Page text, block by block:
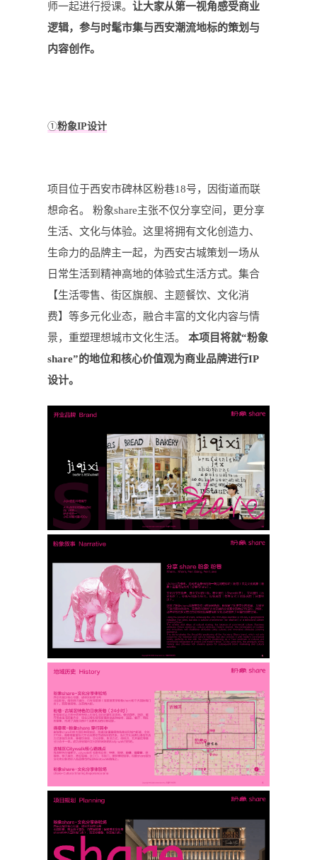
师一起进行授课。让大家从第一视角感受商业
逻辑，参与时髦市集与西安潮流地标的策划与
内容创作。
①粉象IP设计
项目位于西安市碑林区粉巷18号，因街道而联
想命名。 粉象share主张不仅分享空间，更分享
生活、文化与体验。这里将拥有文化创造力、
生命力的品牌主一起，为西安古城策划一场从
日常生活到精神高地的体验式生活方式。集合
【生活零售、街区旗舰、主题餐饮、文化消
费】等多元化业态，融合丰富的文化内容与情
景，重塑理想城市文化生活。本项目将就“粉象
share”的地位和核心价值观为商业品牌进行IP
设计。